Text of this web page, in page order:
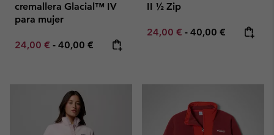
cremallera Glacial™ IV
para mujer
Minimum sale price:
24,00 € - Maximum price:
40,00 €
II ½ Zip
Minimum sale price:
24,00 € - Maximum price:
40,00 €